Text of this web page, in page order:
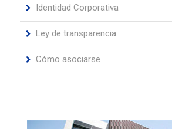
Identidad Corporativa
Ley de transparencia
Cómo asociarse